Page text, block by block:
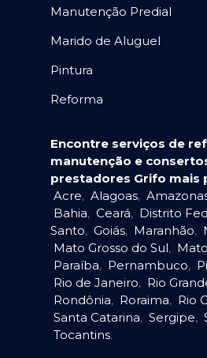
Manutenção Predial
Marido de Aluguel
Pintura
Reforma
Encontre serviços de
manutenção e
prestadores Grifo mais
Acre, Alagoas,
Bahia, Ceará, Distrito
Santo, Goiás, Maranhão,
Mato Grosso do Sul,
Paraíba, Pernambuco,
Rio de Janeiro, Rio
Rondônia, Roraima, Rio
Santa Catarina, Sergipe,
Tocantins.